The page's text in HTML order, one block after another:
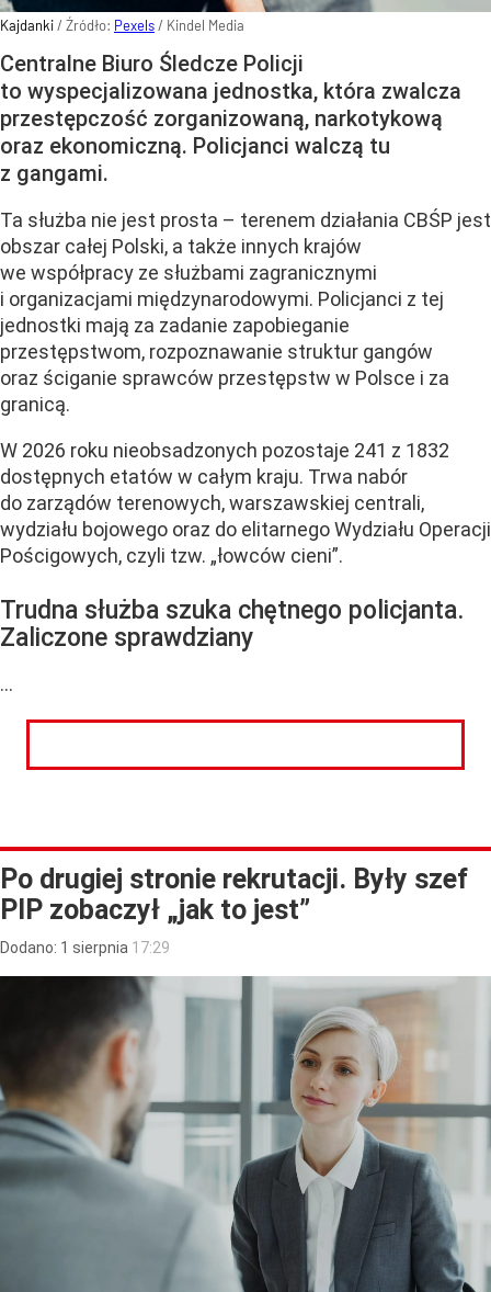
Kajdanki/ Źródło: Pexels/ Kindel Media
Centralne Biuro Śledcze Policji
to wyspecjalizowana jednostka, która zwalcza
przestępczość zorganizowaną, narkotykową
oraz ekonomiczną. Policjanci walczą tu
z gangami.
Ta służba nie jest prosta – terenem działania CBŚP jest
obszar całej Polski, a także innych krajów
we współpracy ze służbami zagranicznymi
i organizacjami międzynarodowymi. Policjanci z tej
jednostki mają za zadanie zapobieganie
przestępstwom, rozpoznawanie struktur gangów
oraz ściganie sprawców przestępstw w Polsce i za
granicą.
W 2026 roku nieobsadzonych pozostaje 241 z 1832
dostępnych etatów w całym kraju. Trwa nabór
do zarządów terenowych, warszawskiej centrali,
wydziału bojowego oraz do elitarnego Wydziału Operacji
Pościgowych, czyli tzw. „łowców cieni”.
Trudna służba szuka chętnego policjanta.
Zaliczone sprawdziany
...
Po drugiej stronie rekrutacji. Były szef
PIP zobaczył „jak to jest”
Dodano: 1 sierpnia 17:29